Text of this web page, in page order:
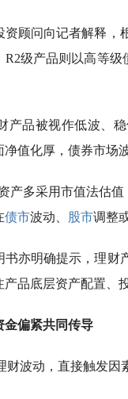
资顾问向记者解释，
R2级产品则以高等
产品被视作低波、
值化厚，债券市场
产多采用市值法估
债市波动、 股市调整
书亦明确提示，理财
品底层资产配置、
金偏紧共同传导
财波动，直接触发因